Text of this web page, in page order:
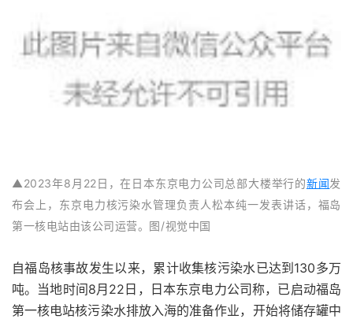
▲2023年8月22日，在日本东京电力公司总部大楼举行的新闻发
布会上，东京电力核污染水管理负责人松本纯一发表讲话，福岛
第一核电站由该公司运营。图/视觉中国
自福岛核事故发生以来，累计收集核污染水已达到130多万
吨。当地时间8月22日，日本东京电力公司称，已启动福岛
第一核电站核污染水排放入海的准备作业，开始将储存罐中